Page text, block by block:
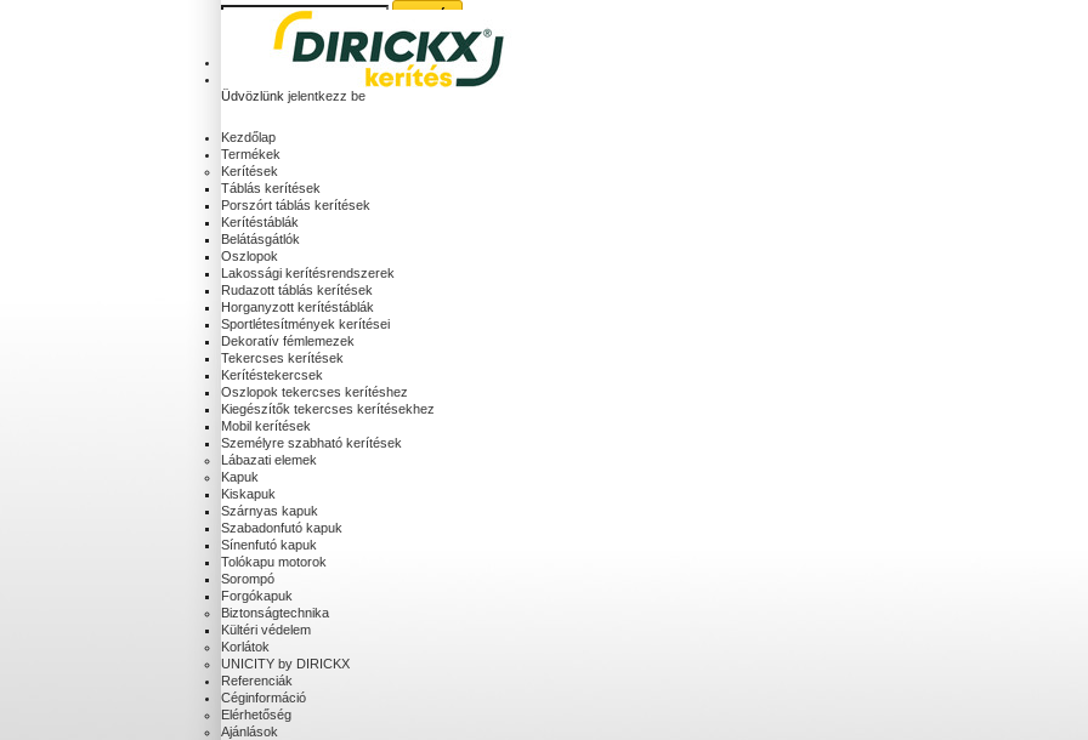
(üres)
Üdvözlünk jelentkezz be
Kezdőlap
Termékek
Kerítések
Táblás kerítések
Porszórt táblás kerítések
Kerítéstáblák
Belátásgátlók
Oszlopok
Lakossági kerítésrendszerek
Rudazott táblás kerítések
Horganyzott kerítéstáblák
Sportlétesítmények kerítései
Dekoratív fémlemezek
Tekercses kerítések
Kerítéstekercsek
Oszlopok tekercses kerítéshez
Kiegészítők tekercses kerítésekhez
Mobil kerítések
Személyre szabható kerítések
Lábazati elemek
Kapuk
Kiskapuk
Szárnyas kapuk
Szabadonfutó kapuk
Sínenfutó kapuk
Tolókapu motorok
Sorompó
Forgókapuk
Biztonságtechnika
Kültéri védelem
Korlátok
UNICITY by DIRICKX
Referenciák
Céginformáció
Elérhetőség
Ajánlások